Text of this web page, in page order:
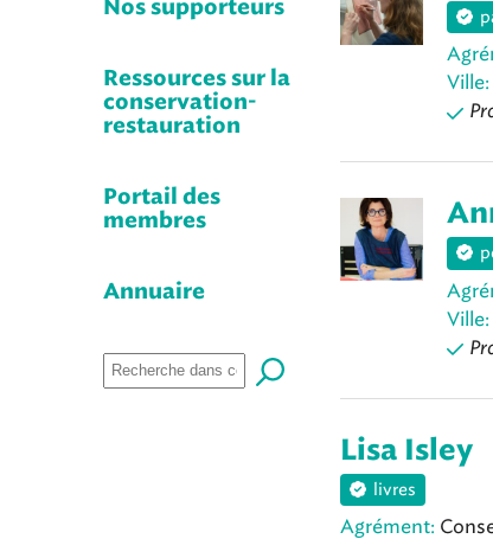
Nos supporteurs
Ressources sur la
conservation-
restauration
Portail des
membres
Annuaire
Ville:
Ville:
Lisa Isley
livres
Agrément: